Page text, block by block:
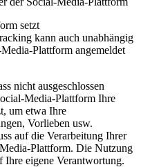
setzt
kann auch unabhängig
Plattform angemeldet
nicht ausgeschlossen
Media-Plattform Ihre
um etwa Ihre
Vorlieben usw.
auf die Verarbeitung Ihrer
Plattform. Die Nutzung
eigene Verantwortung.